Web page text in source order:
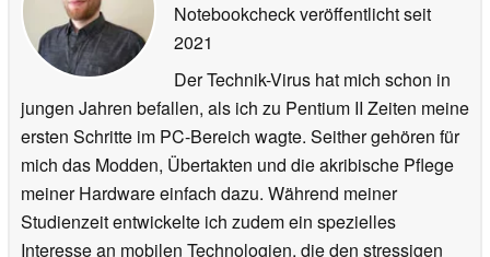
Notebookcheck veröffentlichtseit
2021
Der Technik-Virus hat mich schon in
jungen Jahren befallen, als ich zu Pentium II Zeiten meine
ersten Schritte im PC-Bereich wagte. Seither gehören für
mich das Modden, Übertakten und die akribische Pflege
meiner Hardware einfach dazu. Während meiner
Studienzeit entwickelte ich zudem ein spezielles
Interesse an mobilen Technologien, die den stressigen